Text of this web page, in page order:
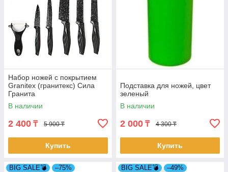
Набор ножей с покрытием
Granitex (гранитекс) Сила
Гранита
В наличии
2 400 ₸ 5 900 ₸
Купить
Подставка для ножей, цвет
зеленый
В наличии
2 000 ₸ 4 300 ₸
Купить
BIG SALE💣 –75% BIG SALE💣 –49%